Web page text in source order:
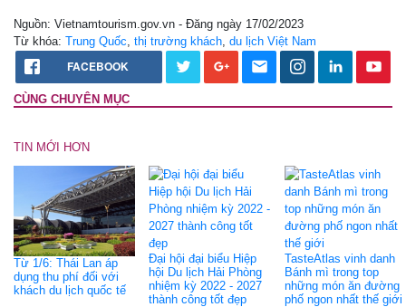
Nguồn: Vietnamtourism.gov.vn - Đăng ngày 17/02/2023
Từ khóa: Trung Quốc thị trường khách du lịch Việt Nam
FACEBOOK
CÙNG CHUYÊN MỤC
TIN MỚI HƠN
Từ 1/6: Thái Lan áp
dụng thu phí đối với
khách du lịch quốc tế
Đại hội đại biểu Hiệp
hội Du lịch Hải Phòng
nhiệm kỳ 2022 - 2027
thành công tốt đẹp
TasteAtlas vinh danh
Bánh mì trong top
những món ăn đường
phố ngon nhất thế giới